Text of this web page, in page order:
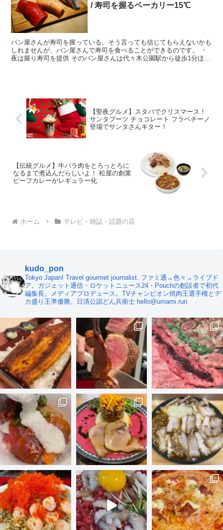
/ 寿司を握るベーカリー15℃
パン屋さんが寿司を握っている。そう言っても信じてもらえないかも
しれませんが、パン屋さんで寿司を食べることができるのです。 ・
夜は握り寿司を提供 そのパン屋さんは代々木公園駅から徒歩1分ほど
【聖夜グルメ】スタバでクリスマース！
サンタブーツ チョコレート フラペチーノ
登場でサンタさんキター！
【伝統グルメ】牛バラ肉をとろっとろに
なるまで煮込んだらしいよ！ 松屋の創業
ビーフカレーがレギュラー化
ホーム テレビ・雑誌・話題の店
kudo_pon
Tokyo Japan! Travel gourmet journalist. ファミ通→色々→ライブド
ア。ガジェット通信・ロケットニュース24・Pouchの創設者で初代
編集長。メディアプロデュース。TVチャンピオン焼肉王選手権とデ
カ盛り王準優勝。日清公認どん兵衛士 hello@umami.run